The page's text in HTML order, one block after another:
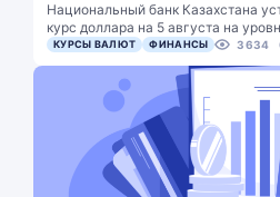
Национальный банк Казахстана
курс доллара на 5 августа на
КУРСЫ ВАЛЮТ ФИНАНСЫ 3634